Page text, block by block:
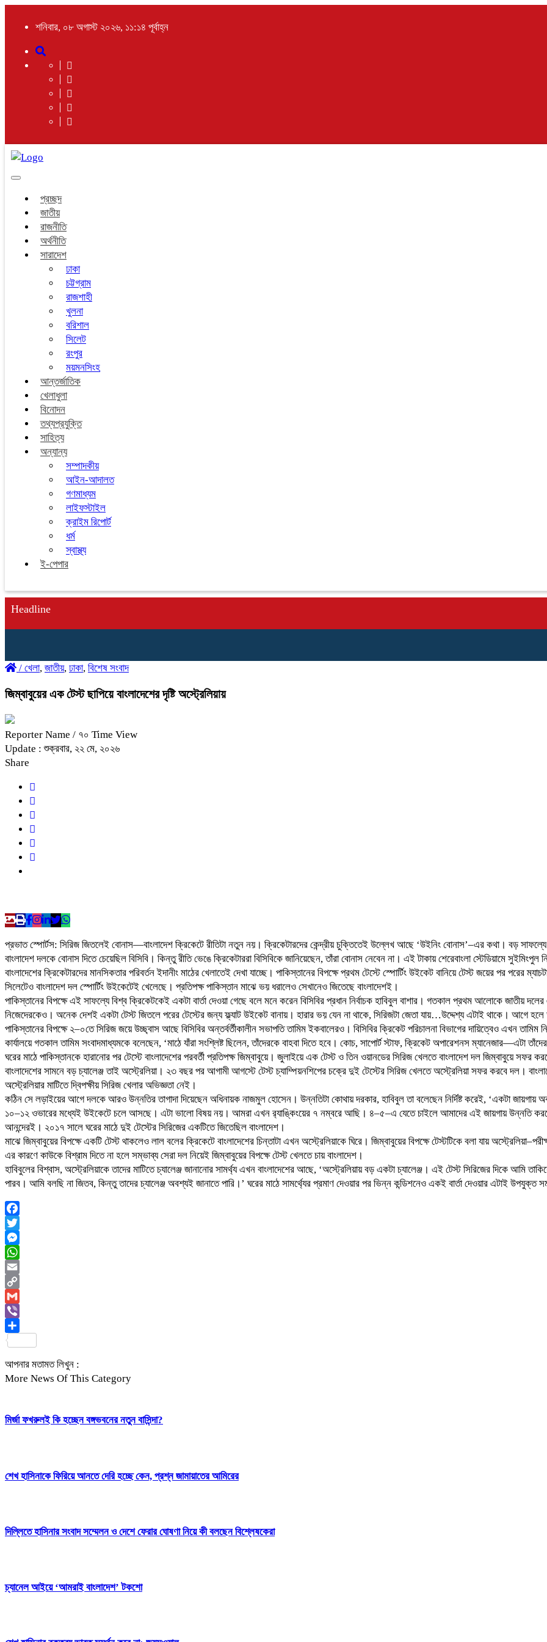
শনিবার, ০৮ অগাস্ট ২০২৬, ১১:১৪ পূর্বাহ্ন
Toggle
প্রচ্ছদ
জাতীয়
রাজনীতি
অর্থনীতি
সারাদেশ
ঢাকা
চট্টগ্রাম
রাজশাহী
খুলনা
বরিশাল
সিলেট
রংপুর
ময়মনসিংহ
আন্তর্জাতিক
খেলাধুলা
বিনোদন
তথ্যপ্রযুক্তি
সাহিত্য
অন্যান্য
সম্পাদকীয়
আইন-আদালত
গণমাধ্যম
লাইফস্টাইল
ক্রাইম রিপোর্ট
ধর্ম
স্বাস্থ্য
ই-পেপার
Headline
/ খেলা, জাতীয়, ঢাকা, বিশেষ সংবাদ
জিম্বাবুয়ের এক টেস্ট ছাপিয়ে বাংলাদেশের দৃষ্টি অস্ট্রেলিয়ায়
Reporter Name / ৭০ Time View
Update : শুক্রবার, ২২ মে, ২০২৬
Share
প্রভাত স্পোর্টস: সিরিজ জিতলেই বোনাস—বাংলাদেশ ক্রিকেটে রীতিটা নতুন নয়। ক্রিকেটারদের কেন্দ্রীয় চুক্তিতেই উল্লেখ আছে ‘উইনিং বোনাস’–এর কথা। বড়
বাংলাদেশ দলকে বোনাস দিতে চেয়েছিল বিসিবি। কিন্তু রীতি ভেঙে ক্রিকেটাররা বিসিবিকে জানিয়েছেন, তাঁরা বোনাস নেবেন না। এই টাকায় শেরেবাংলা স্টেডিয়ামে
বাংলাদেশের ক্রিকেটারদের মানসিকতার পরিবর্তন ইদানীং মাঠের খেলাতেই দেখা যাচ্ছে। পাকিস্তানের বিপক্ষে প্রথম টেস্টে স্পোর্টিং উইকেট বানিয়ে টেস্ট জয়ের পর পরের
সিলেটেও বাংলাদেশ দল স্পোর্টিং উইকেটেই খেলেছে। প্রতিপক্ষ পাকিস্তান মাঝে ভয় ধরালেও সেখানেও জিতেছে বাংলাদেশই।
পাকিস্তানের বিপক্ষে এই সাফল্যে বিশ্ব ক্রিকেটকেই একটা বার্তা দেওয়া গেছে বলে মনে করেন বিসিবির প্রধান নির্বাচক হাবিবুল বাশার। গতকাল প্রথম আলোকে জাতীয়
নিজেদেরকেও। অনেক দেশই একটা টেস্ট জিতলে পরের টেস্টের জন্য ফ্ল্যাট উইকেট বানায়। হারার ভয় যেন না থাকে, সিরিজটা জেতা যায়…উদ্দেশ্য এটাই থাকে। আগে
পাকিস্তানের বিপক্ষে ২–০তে সিরিজ জয়ে উচ্ছ্বাস আছে বিসিবির অন্তর্বর্তীকালীন সভাপতি তামিম ইকবালেরও। বিসিবির ক্রিকেট পরিচালনা বিভাগের দায়িত্বেও এখন
কার্যালয়ে গতকাল তামিম সংবাদমাধ্যমকে বলেছেন, ‘মাঠে যাঁরা সংশ্লিষ্ট ছিলেন, তাঁদেরকে বাহবা দিতে হবে। কোচ, সাপোর্ট স্টাফ, ক্রিকেট অপারেশনস ম্যানেজার—এটা
ঘরের মাঠে পাকিস্তানকে হারানোর পর টেস্টে বাংলাদেশের পরবর্তী প্রতিপক্ষ জিম্বাবুয়ে। জুলাইয়ে এক টেস্ট ও তিন ওয়ানডের সিরিজ খেলতে বাংলাদেশ দল জিম্বাবুয়ে সফর
বাংলাদেশের সামনে বড় চ্যালেঞ্জ তাই অস্ট্রেলিয়া। ২৩ বছর পর আগামী আগস্টে টেস্ট চ্যাম্পিয়নশিপের চক্রে দুই টেস্টের সিরিজ খেলতে অস্ট্রেলিয়া সফর করবে দল।
অস্ট্রেলিয়ার মাটিতে দ্বিপক্ষীয় সিরিজ খেলার অভিজ্ঞতা নেই।
কঠিন সে লড়াইয়ের আগে দলকে আরও উন্নতির তাগাদা দিয়েছেন অধিনায়ক নাজমুল হোসেন। উন্নতিটা কোথায় দরকার, হাবিবুল তা বলেছেন নির্দিষ্ট করেই, ‘একটা
১০–১২ ওভারের মধ্যেই উইকেটে চলে আসছে। এটা ভালো বিষয় নয়। আমরা এখন র‌্যাঙ্কিংয়ের ৭ নম্বরে আছি। ৪–৫–এ যেতে চাইলে আমাদের এই জায়গায় উন্নতি করতেই
আনন্দেরই। ২০১৭ সালে ঘরের মাঠে দুই টেস্টের সিরিজের একটিতে জিতেছিল বাংলাদেশ।
মাঝে জিম্বাবুয়ের বিপক্ষে একটি টেস্ট থাকলেও লাল বলের ক্রিকেটে বাংলাদেশের চিন্তাটা এখন অস্ট্রেলিয়াকে ঘিরে। জিম্বাবুয়ের বিপক্ষে টেস্টটিকে বলা যায়
এর কারণে কাউকে বিশ্রাম দিতে না হলে সম্ভাব্য সেরা দল নিয়েই জিম্বাবুয়ের বিপক্ষে টেস্ট খেলতে চায় বাংলাদেশ।
হাবিবুলের বিশ্বাস, অস্ট্রেলিয়াকে তাদের মাটিতে চ্যালেঞ্জ জানানোর সামর্থ্য এখন বাংলাদেশের আছে, ‘অস্ট্রেলিয়ায় বড় একটা চ্যালেঞ্জ। এই টেস্ট সিরিজের দিকে আমি
পারব। আমি বলছি না জিতব, কিন্তু তাদের চ্যালেঞ্জ অবশ্যই জানাতে পারি।’ ঘরের মাঠে সামর্থ্যের প্রমাণ দেওয়ার পর ভিন্ন কন্ডিশনেও একই বার্তা দেওয়ার এটাই উপযুক্ত
Facebook
Twitter
Messenger
WhatsApp
Email
Copy
Link
Gmail
Viber
আপনার মতামত লিখুন :
More News Of This Category
মির্জা ফখরুলই কি হচ্ছেন বঙ্গভবনের নতুন বাসিন্দা?
শেখ হাসিনাকে ফিরিয়ে আনতে দেরি হচ্ছে কেন, প্রশ্ন জামায়াতের আমিরের
দিল্লিতে হাসিনার সংবাদ সম্মেলন ও দেশে ফেরার ঘোষণা নিয়ে কী বলছেন বিশ্লেষকেরা
চ্যানেল আইয়ে ‘আমরাই বাংলাদেশ’ টকশো